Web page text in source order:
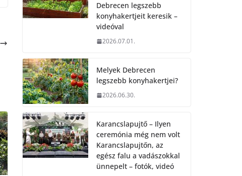
Debrecen legszebb
konyhakertjeit keresik –
videóval
2026.07.01.
Melyek Debrecen
legszebb konyhakertjei?
2026.06.30.
Karancslapujtő – Ilyen
ceremónia még nem volt
Karancslapujtőn, az
egész falu a vadászokkal
ünnepelt – fotók, videó